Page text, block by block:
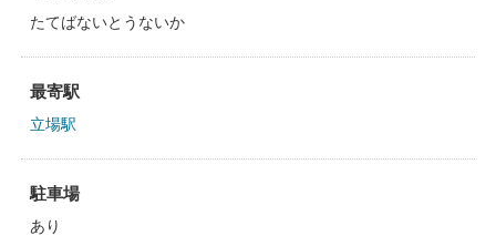
たてばないとうないか
最寄駅
立場駅
駐車場
あり